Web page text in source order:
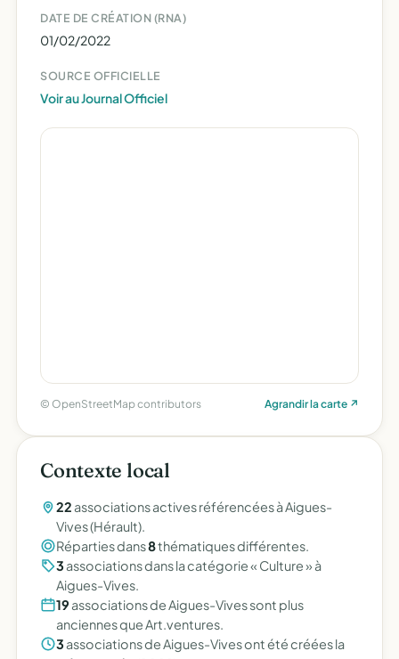
DATE DE CRÉATION (RNA)
01/02/2022
SOURCE OFFICIELLE
Voir au Journal Officiel
© OpenStreetMap contributors Agrandir la carte ↗
Contexte local
22 associations actives référencées à Aigues-
Vives (Hérault).
Réparties dans8thématiques différentes.
3associations dans la catégorie « Culture » à
Aigues-Vives.
19 associations de Aigues-Vives sont plus
anciennes que Art.ventures.
3associations de Aigues-Vives ont été créées la